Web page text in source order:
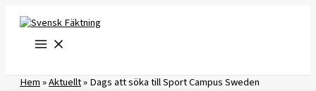
innehåll
Hem»Aktuellt»​Dags att söka till Sport Campus Sweden